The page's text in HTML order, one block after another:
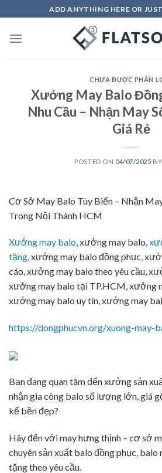
to
content
ADD ANYTHING HERE OR
CHƯA ĐƯỢC PHÂN
Xưởng May Balo
Nhu Cầu – Nhận May
Giá Rẻ
POSTED ON 04/07/2025 BY
Cơ Sở May Balo Tùy Biến – Nhận
Trong Nội Thành HCM
Xưởng may balo, xưởng may balo,
tặng, xưởng may balo đồng phục,
cáo, xưởng may balo theo yêu cầu,
xưởng may balo tại TP.HCM, xưởng
xưởng may balo uy tín, xưởng may
https://dongphucvn.org/xuong-may-
Bạn đang quan tâm đến xưởng sản
nhận gia công balo số lượng lớn, giá
kế bền đẹp?
Hãy đến với may hưng thịnh – cơ sở
chuyên sản xuất balo đồng phục,
tặng theo yêu cầu.